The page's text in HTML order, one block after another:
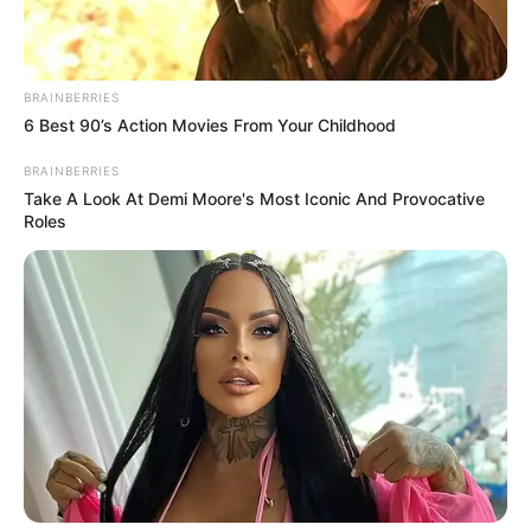
με τα έτη προϋπηρεσίας του.
Η επιμέλεια της στήλης γίνεται από την συντακτική ομάδα
Κοινοποίησε άρθρο
Προσθήκη το newstok.grστην Google
Ανακαλύψτε περισσότερα άρθρα στα αποτελέσματα
αναζήτησης.
BRAINBERRIES
6 Best 90’s Action Movies From Your Childhood
BRAINBERRIES
Take A Look At Demi Moore's Most Iconic And Provocative
Roles